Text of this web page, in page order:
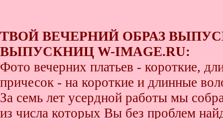
ТВОЙ ВЕЧЕРНИЙ ОБРАЗ
ВЫПУСКНИЦ W-IMAGE.RU:
Фото вечерних платьев - короткие,
причесок - на короткие и длинные
За семь лет усердной работы мы
из числа которых Вы без проблем